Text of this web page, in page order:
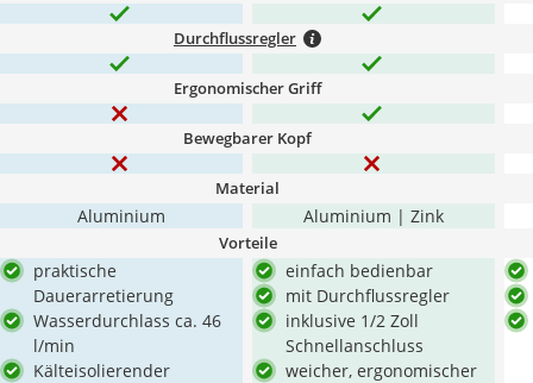
Durchflussregler
Ergonomischer Griff
Bewegbarer Kopf
Material
Aluminium Aluminium | Zink
Vorteile
praktische
Dauerarretierung
Wasserdurchlass ca. 46
l/min
Kälteisolierender
einfach bedienbar
mit Durchflussregler
inklusive 1/2 Zoll
Schnellanschluss
weicher, ergonomischer